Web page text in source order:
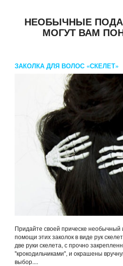
НЕОБЫЧНЫЕ
МОГУТ ВАМ
ЗАКОЛКА ДЛЯ ВОЛОС «СКЕЛЕТ»
Придайте своей прическе
помощи этих заколок в виде рук
две руки скелета, с прочно
"крокодильчиками", и окрашены
выбор....